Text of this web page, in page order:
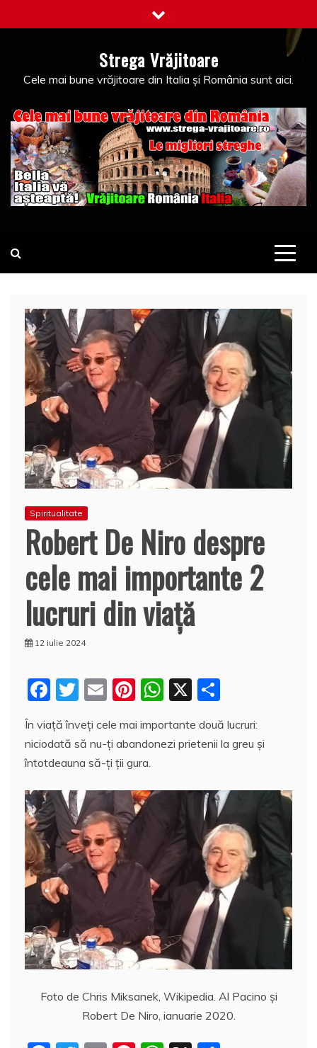
to
Strega Vrăjitoare
Cele mai bune vrăjitoare din Italia și România sunt aici.
Spiritualitate
Robert De Niro despre
cele mai importante 2
lucruri din viaţă
12 iulie 2024
F
c
e
o
o
k
T
itt
er
E
ai
l
Pi
er
e
W
at
s
p
X
rt
aj
a
z
ă
În viaţă înveţi cele mai importante două lucruri:
niciodată să nu-ţi abandonezi prietenii la greu şi
întotdeauna să-ţi ţii gura.
Foto de Chris Miksanek, Wikipedia. Al Pacino și
Robert De Niro, ianuarie 2020.